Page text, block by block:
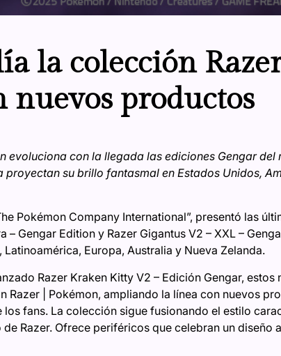
la colección
nuevos productos
evoluciona con la llegada las ediciones Gengar
proyectan su brillo fantasmal en Estados Unidos,
Pokémon Company International”, presentó las
– Gengar Edition y Razer Gigantus V2 – XXL –
Europa, Australia y Nueva Zelanda.
Razer Kraken Kitty V2 – Edición Gengar,
Razer | Pokémon, ampliando la línea con nuevos
fans. La colección sigue fusionando el estilo
Razer. Ofrece periféricos que celebran un diseño